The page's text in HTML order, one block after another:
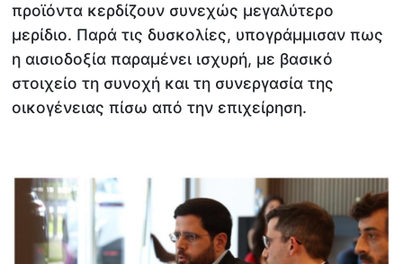
προϊόντα κερδίζουν συνεχώς μεγαλύτερο
μερίδιο. Παρά τις δυσκολίες, υπογράμμισαν πως
η αισιοδοξία παραμένει ισχυρή, με βασικό
στοιχείο τη συνοχή και τη συνεργασία της
οικογένειας πίσω από την επιχείρηση.